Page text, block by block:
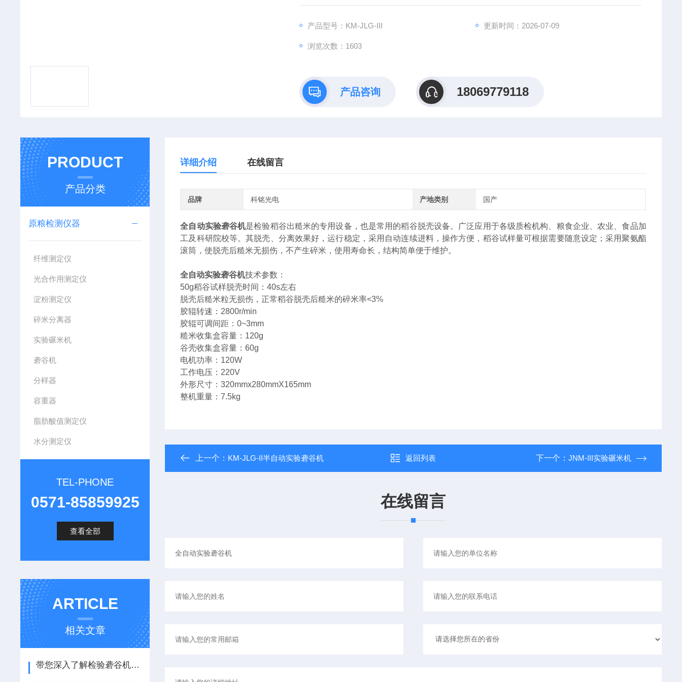
产品型号：KM-JLG-III 更新时间：2026-07-09
浏览次数：1603
产品咨询 18069779118
PRODUCT
产品分类
原粮检测仪器
纤维测定仪
光合作用测定仪
淀粉测定仪
碎米分离器
实验碾米机
砻谷机
分样器
容重器
脂肪酸值测定仪
水分测定仪
TEL-PHONE
0571-85859925
查看全部
ARTICLE
相关文章
带您深入了解检验砻谷机各组成部件的功能特点
详细介绍 在线留言
品牌 科铭光电 产地类别 国产
全自动实验砻谷机是检验稻谷出糙米的专用设备，也是常用的稻谷脱壳设备。广泛应用于各级质检机构、粮食企业、农业、食品加
工及科研院校等。其脱壳、分离效果好，运行稳定，采用自动连续进料，操作方便，稻谷试样量可根据需要随意设定；采用聚氨酯
滚筒，使脱壳后糙米无损伤，不产生碎米，使用寿命长，结构简单便于维护。
全自动实验砻谷机技术参数：
50g稻谷试样脱壳时间：40s左右
脱壳后糙米粒无损伤，正常稻谷脱壳后糙米的碎米率<3%
胶辊转速：2800r/min
胶辊可调间距：0~3mm
糙米收集盒容量：120g
谷壳收集盒容量：60g
电机功率：120W
工作电压：220V
外形尺寸：320mmx280mmX165mm
整机重量：7.5kg
上一个： KM-JLG-II半自动实验砻谷机 返回列表 下一个： JNM-III实验碾米机
在线留言